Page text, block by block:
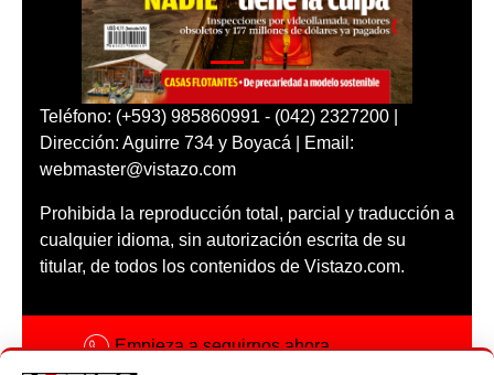
Teléfono: (+593) 985860991 - (042) 2327200 |
Dirección: Aguirre 734 y Boyacá | Email:
webmaster@vistazo.com
Prohibida la reproducción total, parcial y traducción a
cualquier idioma, sin autorización escrita de su
titular, de todos los contenidos de Vistazo.com.
Empieza a seguirnos ahora